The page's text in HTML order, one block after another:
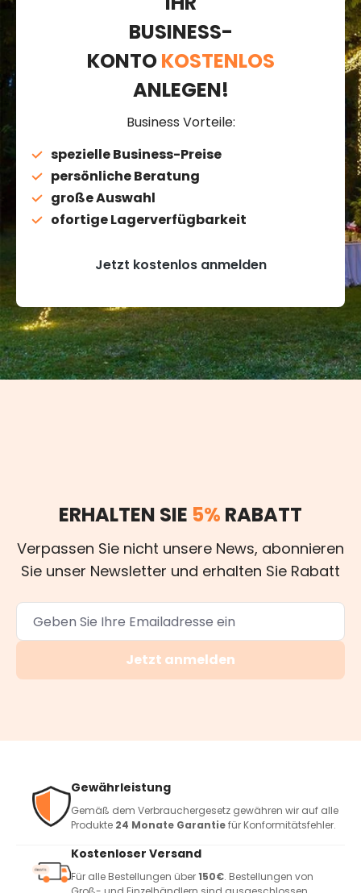
BUSINESS-
KONTOKOSTENLOS
ANLEGEN!
Business Vorteile:
spezielle Business-Preise
persönliche Beratung
große Auswahl
ofortige Lagerverfügbarkeit
Jetzt kostenlos anmelden
ERHALTEN SIE 5% RABATT
Verpassen Sie nicht unsere News, abonnieren
Sie unser Newsletter und erhalten Sie Rabatt
Jetzt anmelden
Gewährleistung
Gemäß dem Verbrauchergesetz gewähren wir auf alle
Produkte 24 Monate Garantiefür Konformitätsfehler.
Kostenloser Versand
Für alle Bestellungen über150€. Bestellungen von